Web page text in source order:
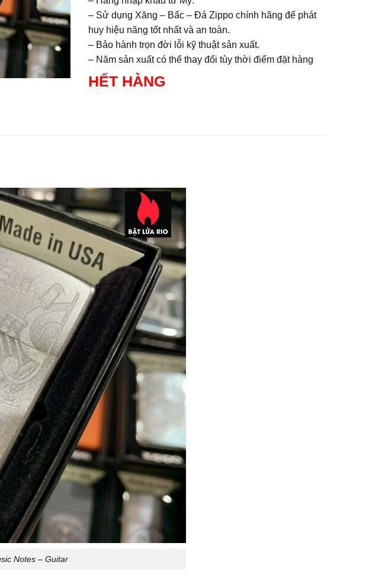
– Sử dụng Xăng – Bấc – Đá Zippo chính hãng để phát
huy hiệu năng tốt nhất và an toàn.
– Bảo hành trọn đời lỗi kỹ thuật sản xuất.
– Năm sản xuất có thể thay đổi tùy thời điểm đặt hàng
HẾT HÀNG
Notes – Guitar